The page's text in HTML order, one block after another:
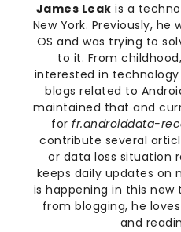
James Leak is a
New York. Previously, he
OS and was trying to
to it. From
interested in
blogs related to
maintained that and
for fr.androiddata-
contribute several
or data loss situation
keeps daily updates on
is happening in this new
from blogging, he
and